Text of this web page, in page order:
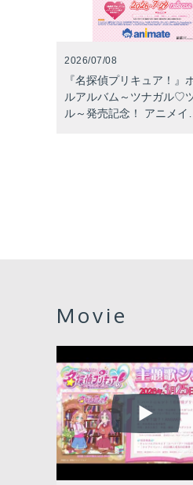
2026/07/08
『名探偵プリキュア！』
ルアルバム～ツナガル♡
ル～発売記念！ アニメイ…
Movie